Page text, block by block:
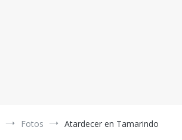
Fotos Atardecer en Tamarindo